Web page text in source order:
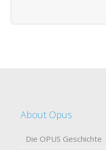
About Opus
Die OPUS Geschichte